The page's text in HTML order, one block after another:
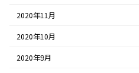
2020年11月
2020年10月
2020年9月